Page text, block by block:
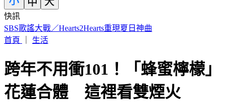
快訊
Hahababy帽T印「哈哈鄙卑」錯字照賣 他酸：抄襲新高度
首頁
生活
跨年不用衝101！「蜂蜜檸檬」
花蓮合體 這裡看雙煙火